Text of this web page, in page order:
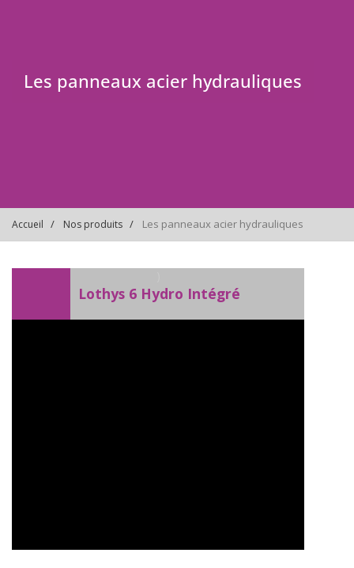
Les panneaux acier hydrauliques
Accueil Nos produits Les panneaux acier hydrauliques
Lothys 6 Hydro Intégré